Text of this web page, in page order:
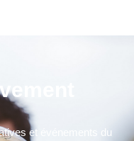
et événements du